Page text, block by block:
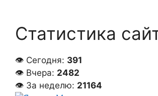
Статистика
👁 Сегодня: 391
👁 Вчера: 2482
👁 За неделю: 21164